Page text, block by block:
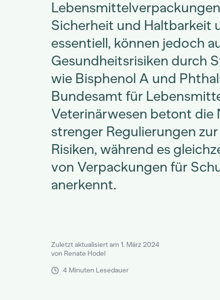
Sicherheit und Haltbarkeit
essentiell, können jedoch
Gesundheitsrisiken durch
wie Bisphenol A und
Bundesamt für
Veterinärwesen betont
strenger Regulierungen
Risiken, während es
von Verpackungen für
anerkennt.
Zuletzt aktualisiert am 1. März 2024
von Renate Hodel
4 Minuten Lesedauer